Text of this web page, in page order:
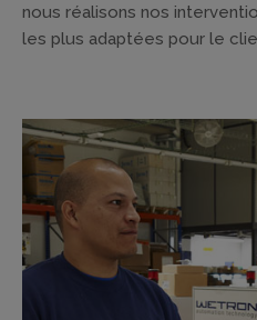
nous réalisons nos
les plus adaptées pour le